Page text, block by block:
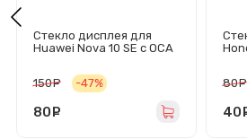
Стекло дисплея для
Huawei Nova 10 SE с OCA
Оригинал (Mitsubishi)
150 руб.
-47%
80
80
40